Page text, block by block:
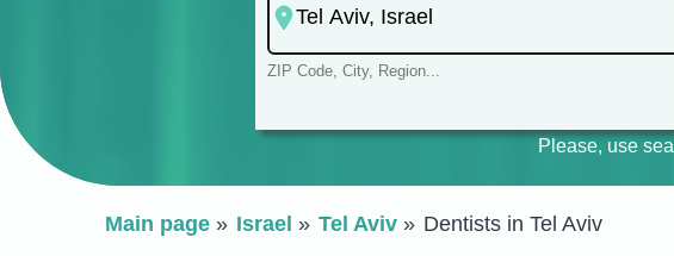
ZIP Code, City, Region...
Please, use
Main page Israel Tel Aviv Dentists in Tel Aviv